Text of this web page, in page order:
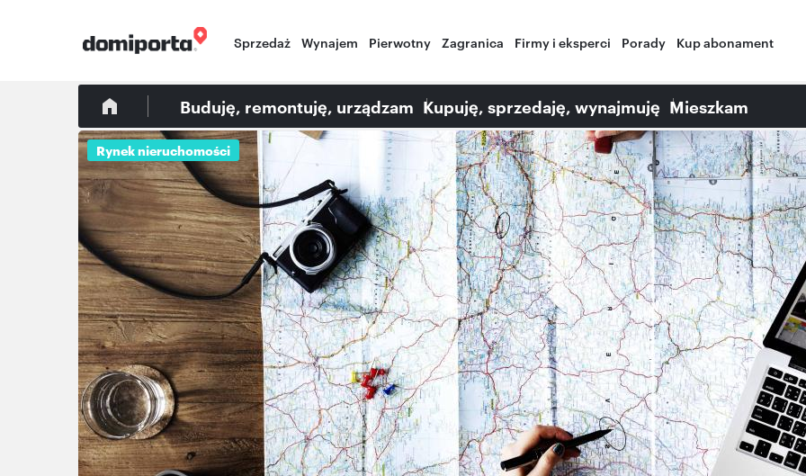
Sprzedaż Wynajem Pierwotny Zagranica Firmy i eksperci Porady Kup abonament
Buduję, remontuję, urządzam Kupuję, sprzedaję, wynajmuję Mieszkam
Rynek nieruchomości